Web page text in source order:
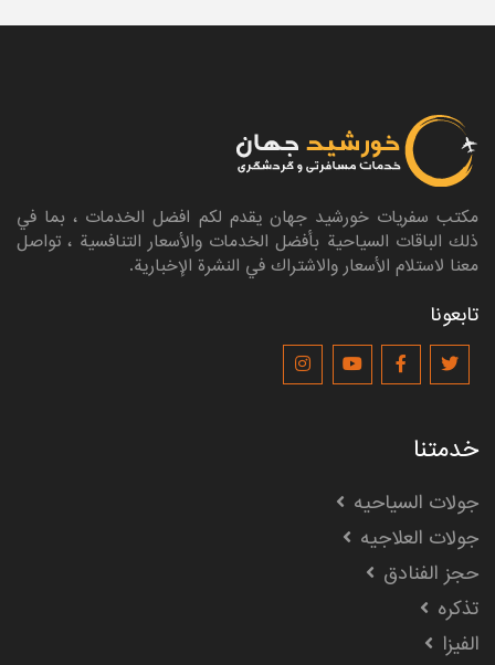
مکتب سفریات خورشيد جهان یقدم لکم افضل الخدمات ، بما في
ذلك الباقات السياحية بأفضل الخدمات والأسعار التنافسية ، تواصل
معنا لاستلام الأسعار والاشتراك في النشرة الإخبارية.
تابعونا
خدمتنا
جولات السیاحیه
جولات العلاجیه
حجز الفنادق
تذکره
الفیزا